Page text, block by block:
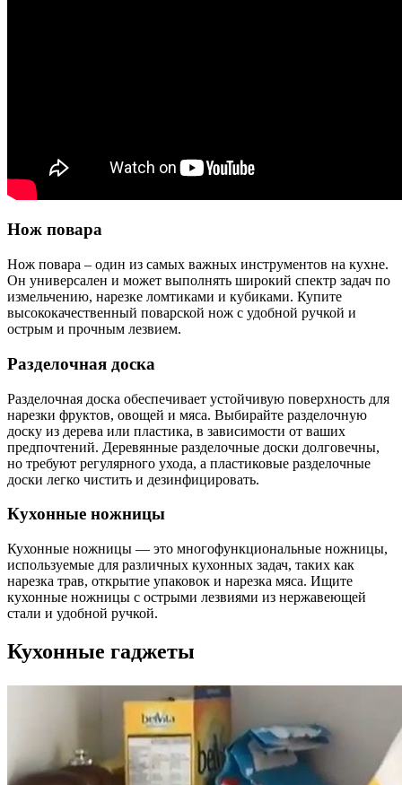
Нож повара
Нож повара – один из самых важных инструментов на кухне.
Он универсален и может выполнять широкий спектр задач по
измельчению, нарезке ломтиками и кубиками. Купите
высококачественный поварской нож с удобной ручкой и
острым и прочным лезвием.
Разделочная доска
Разделочная доска обеспечивает устойчивую поверхность для
нарезки фруктов, овощей и мяса. Выбирайте разделочную
доску из дерева или пластика, в зависимости от ваших
предпочтений. Деревянные разделочные доски долговечны,
но требуют регулярного ухода, а пластиковые разделочные
доски легко чистить и дезинфицировать.
Кухонные ножницы
Кухонные ножницы — это многофункциональные ножницы,
используемые для различных кухонных задач, таких как
нарезка трав, открытие упаковок и нарезка мяса. Ищите
кухонные ножницы с острыми лезвиями из нержавеющей
стали и удобной ручкой.
Кухонные гаджеты